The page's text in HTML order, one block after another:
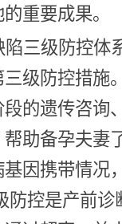
重要成果。
陷三级防控体
级防控措施
段的遗传咨询
助备孕夫妻
因携带情况
防控是产前诊